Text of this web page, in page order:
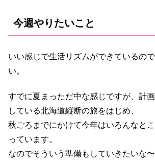
今週やりたいこと
いい感じで生活リズムができているの
い。
すでに夏まっただ中な感じですが、計
している北海道縦断の旅をはじめ、
秋ごろまでにかけて今年はいろんなと
っています。
なのでそういう準備もしていきたいな〜